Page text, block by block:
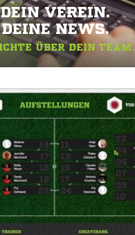
DEIN VEREIN.
DEINE NEWS.
ÜBER DEIN TEAM.